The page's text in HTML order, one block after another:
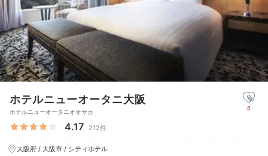
ホテルニューオータニ大阪
ホテルニューオータニオオサカ
4.17 212件
大阪府 / 大阪市 / シティホテル
5